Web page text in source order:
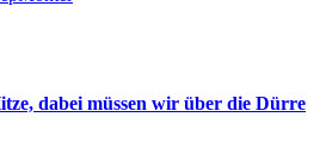
dabei müssen wir über die Dürre